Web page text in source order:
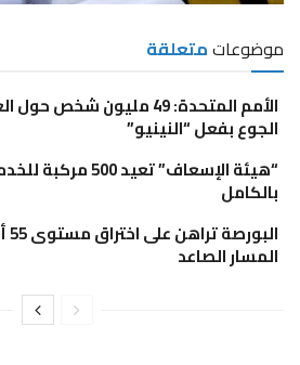
موضوعاتمتعلقة
الأمم المتحدة: 49 مليون
الجوع بفعل “النينيو”
“هيئة الإسعاف” تعيد
بالكامل
المسار الصاعد